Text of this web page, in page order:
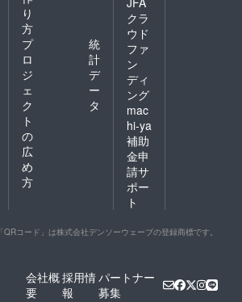
り
方
プ
ロ
ジ
ェ
ク
ト
の
広
め
方
統
計
デ
ー
タ
クラ
ウド
ファ
ン
ディ
ング
mac
hi-ya
補助
金申
請サ
ポー
ト
「QRコード」は株式会社デンソーウェーブの登録商標です。
会社概
要
採用情
報
パートナー
募集